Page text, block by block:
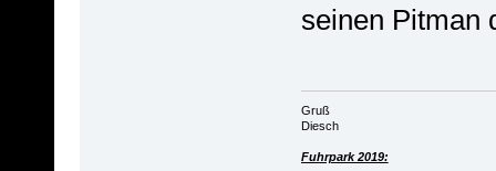
seinen Pitman
Gruß
Diesch
Fuhrpark 2019: